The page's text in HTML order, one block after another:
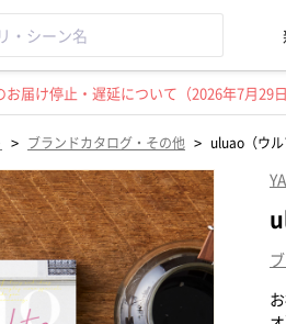
届け停止・遅延について（2026年7月29日
> ブランドカタログ・その他 > uluao（ウ